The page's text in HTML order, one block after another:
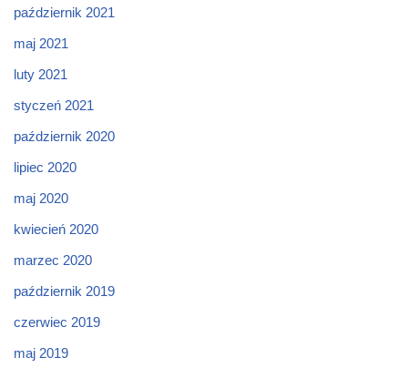
październik 2021
maj 2021
luty 2021
styczeń 2021
październik 2020
lipiec 2020
maj 2020
kwiecień 2020
marzec 2020
październik 2019
czerwiec 2019
maj 2019